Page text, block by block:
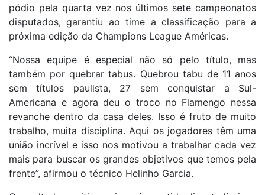
pódio pela quarta vez nos últimos sete campeonatos
disputados, garantiu ao time a classificação para a
próxima edição da Champions League Américas.
“Nossa equipe é especial não só pelo título, mas
também por quebrar tabus. Quebrou tabu de 11 anos
sem títulos paulista, 27 sem conquistar a Sul-
Americana e agora deu o troco no Flamengo nessa
revanche dentro da casa deles. Isso é fruto de muito
trabalho, muita disciplina. Aqui os jogadores têm uma
união incrível e isso nos motivou a trabalhar cada vez
mais para buscar os grandes objetivos que temos pela
frente”, afirmou o técnico Helinho Garcia.